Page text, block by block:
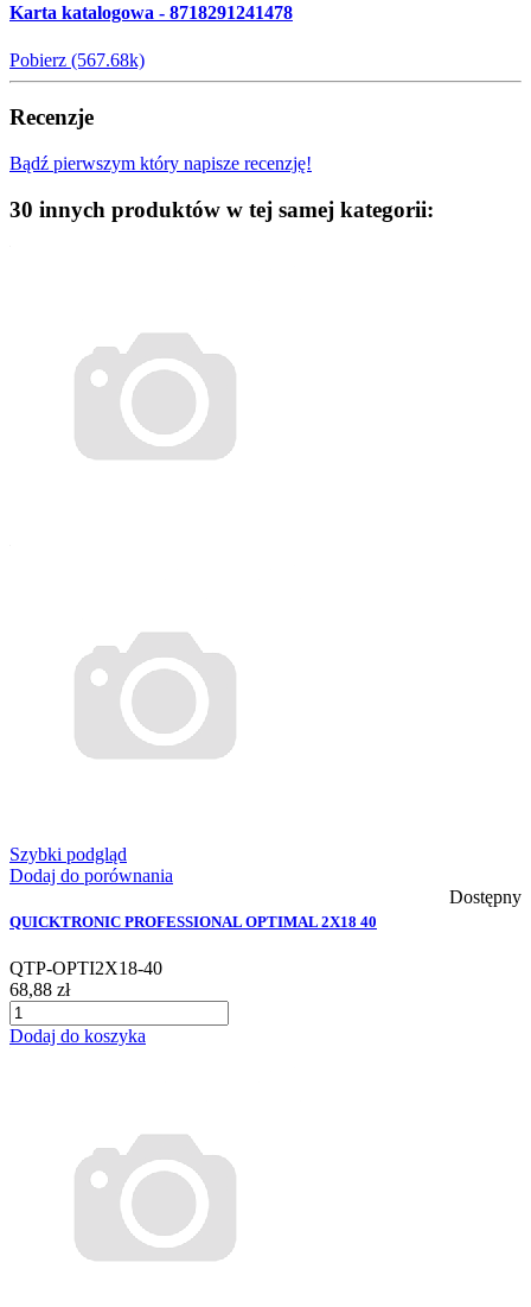
Karta katalogowa - 8718291241478
Pobierz (567.68k)
Recenzje
Bądź pierwszym który napisze recenzję!
30 innych produktów w tej samej kategorii:
Szybki podgląd
Dodaj do porównania
Dostępny
QUICKTRONIC PROFESSIONAL OPTIMAL 2X18 40
QTP-OPTI2X18-40
68,88 zł
Dodaj do koszyka